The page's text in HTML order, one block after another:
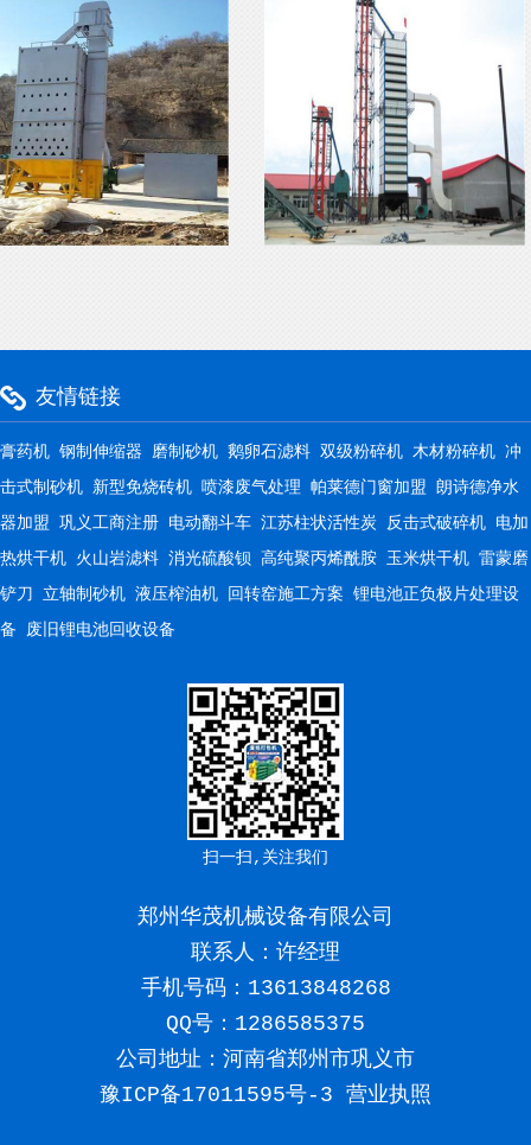
友情链接
膏药机 钢制伸缩器 磨制砂机 鹅卵石滤料 双级粉碎机 木材粉碎机 冲
击式制砂机 新型免烧砖机 喷漆废气处理 帕莱德门窗加盟
朗诗德净水
器加盟 巩义工商注册 电动翻斗车 江苏柱状活性炭 反击式破碎机 电加
热烘干机 火山岩滤料 消光硫酸钡 高纯聚丙烯酰胺 玉米烘干机 雷蒙磨
铲刀
立轴制砂机 液压榨油机 回转窑施工方案 锂电池正负极片处理设
备
废旧锂电池回收设备
扫一扫,关注我们
郑州华茂机械设备有限公司
联系人：许经理
手机号码： 13613848268
QQ号：1286585375
公司地址：河南省郑州市巩义市
豫ICP备17011595号-3 营业执照